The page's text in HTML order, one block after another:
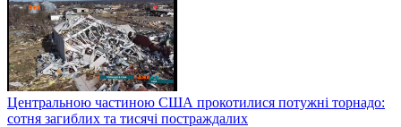
Центральною частиною США прокотилися потужні торнадо:
сотня загиблих та тисячі постраждалих